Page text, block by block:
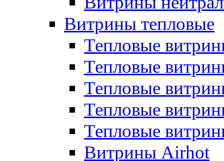
Витрины тепловые
Тепловые
Тепловые
Тепловые
Тепловые
Тепловые
Витрины Airhot